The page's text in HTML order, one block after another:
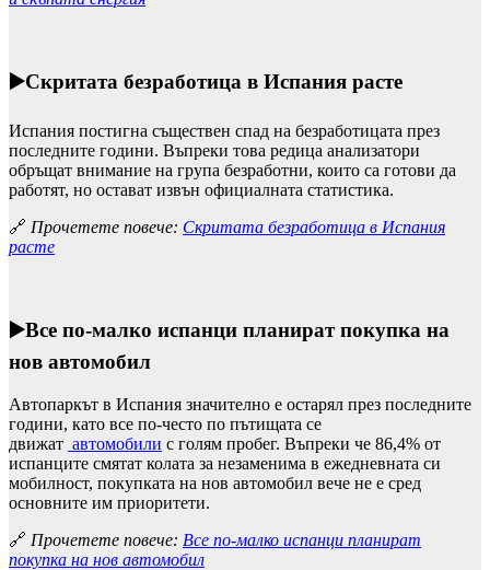
▶️Скритата безработица в Испания расте
Испания постигна съществен спад на безработицата през
последните години. Въпреки това редица анализатори
обръщат внимание на група безработни, които са готови да
работят, но остават извън официалната статистика.
🔗 Прочетете повече: Скритата безработица в Испания
расте
▶️Все по-малко испанци планират покупка на
нов автомобил
Автопаркът в Испания значително е остарял през последните
години, като все по-често по пътищата се
движат автомобили с голям пробег. Въпреки че 86,4% от
испанците смятат колата за незаменима в ежедневната си
мобилност, покупката на нов автомобил вече не е сред
основните им приоритети.
🔗 Прочетете повече: Все по-малко испанци планират
покупка на нов автомобил